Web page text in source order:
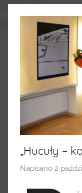
„Hucuły –
Napisano 2